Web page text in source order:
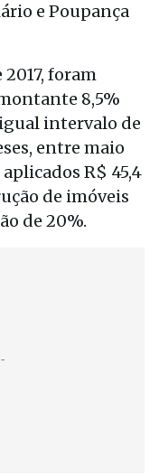
e Poupança
foram
8,5%
intervalo de
entre maio
R$ 45,4
de imóveis
de 20%.